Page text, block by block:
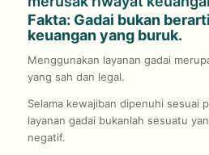
Fakta: Gadai bukan
keuangan yang buruk.
Menggunakan layanan gadai
yang sah dan legal.
Selama kewajiban dipenuhi sesuai
layanan gadai bukanlah sesuatu
negatif.